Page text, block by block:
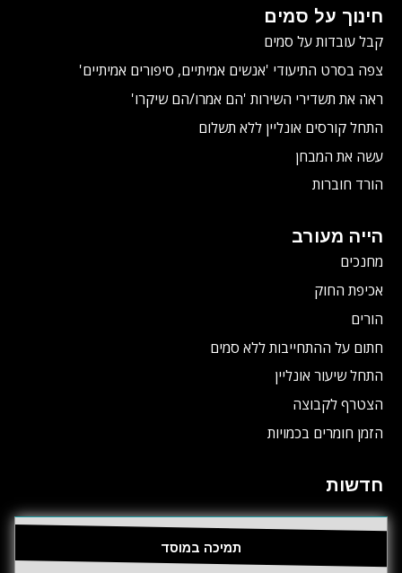
חינוך על סמים
קבל עובדות על סמים
צפה בסרט התיעודי 'אנשים אמיתיים, סיפורים אמיתיים'
ראה את תשדירי השירות 'הם אמרו/הם שיקרו'
התחל קורסים אונליין ללא תשלום
עשה את המבחן
הורד חוברות
הייה מעורב
מחנכים
אכיפת החוק
הורים
חתום על ההתחייבות ללא סמים
התחל שיעור אונליין
הצטרף לקבוצה
הזמן חומרים בכמויות
חדשות
תמיכה במוסד